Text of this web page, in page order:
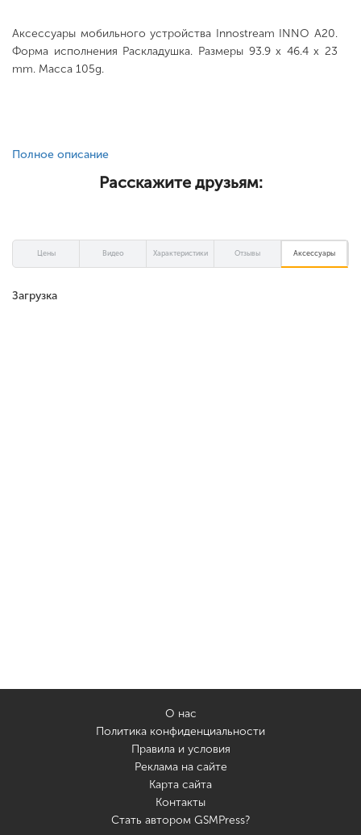
Аксессуары мобильного устройства Innostream INNO A20.
Форма исполнения Раскладушка. Размеры 93.9 x 46.4 x 23
mm. Масса 105g.
Полное описание
Расскажите друзьям:
Цены Видео Характеристики Отзывы Аксессуары
Загрузка
О нас
Политика конфиденциальности
Правила и условия
Реклама на сайте
Карта сайта
Контакты
Стать автором GSMPress?